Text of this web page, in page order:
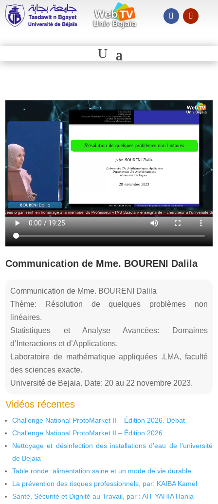
Communication de Mme. BOURENI Dalila
Communication de Mme. BOURENI Dalila
Thème: Résolution de quelques problèmes non
linéaires.
Statistiques et Analyse Avancées: Domaines
d’Interactions et d’Applications.
Laboratoire de mathématique appliquées .LMA, faculté
des sciences exacte.
Université de Bejaia. Date: 20 au 22 novembre 2023.
Vidéos récentes
Challenge National ProtoMarket II – Édition 2026. Débat
Challenge National ProtoMarket II – Édition 2026
Nettoyage et désinfection des installations d’eau de l’université
de Bejaia
Table ronde: alimentation saine et un mode de vie durable
La prévention des risques professionnels, par: KAIBA Kamel
Santé, Sécurité et Dignité au Travail, par : AIT YAHIA Hania